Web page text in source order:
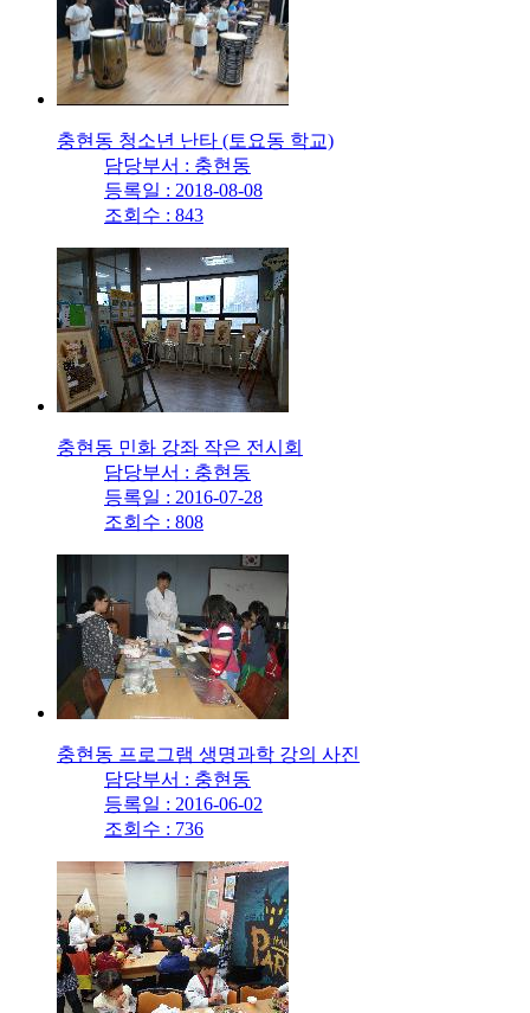
충현동 청소년 난타 (토요동 학교)
담당부서 : 충현동
등록일 : 2018-08-08
조회수 : 843
충현동 민화 강좌 작은 전시회
담당부서 : 충현동
등록일 : 2016-07-28
조회수 : 808
충현동 프로그램 생명과학 강의 사진
담당부서 : 충현동
등록일 : 2016-06-02
조회수 : 736